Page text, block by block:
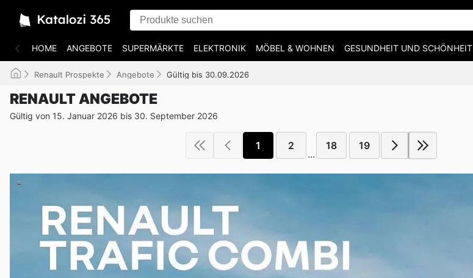
HOME ANGEBOTE SUPERMÄRKTE ELEKTRONIK MÖBEL & WOHNEN GESUNDHEIT UND SCHÖNHEIT
Renault Prospekte Angebote Gültig bis 30.09.2026
RENAULT ANGEBOTE
Gültig von 15. Januar 2026 bis 30. September 2026
1 2
...
18 19